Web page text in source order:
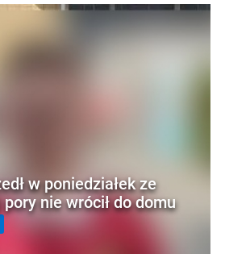
w poniedziałek ze
nie wrócił do domu